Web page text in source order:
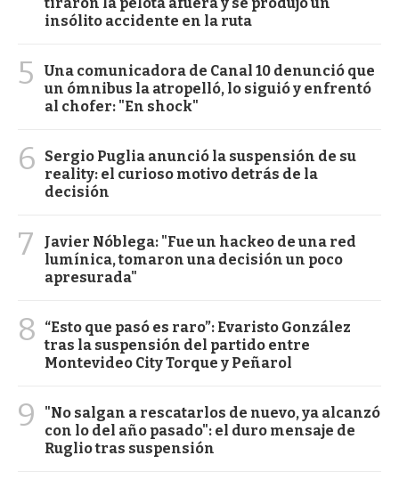
insólito accidente en la ruta
5
Una comunicadora de Canal 10 denunció que
un ómnibus la atropelló, lo siguió y enfrentó
al chofer: "En shock"
6
Sergio Puglia anunció la suspensión de su
reality: el curioso motivo detrás de la
decisión
7
Javier Nóblega: "Fue un hackeo de una red
lumínica, tomaron una decisión un poco
apresurada"
8
“Esto que pasó es raro”: Evaristo González
tras la suspensión del partido entre
Montevideo City Torque y Peñarol
9
"No salgan a rescatarlos de nuevo, ya alcanzó
con lo del año pasado": el duro mensaje de
Ruglio tras suspensión